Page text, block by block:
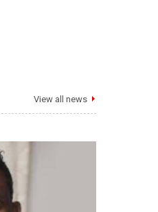
View all news